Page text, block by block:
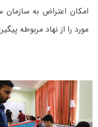
امکان اعتراض به
مورد را از نهاد مربوطه